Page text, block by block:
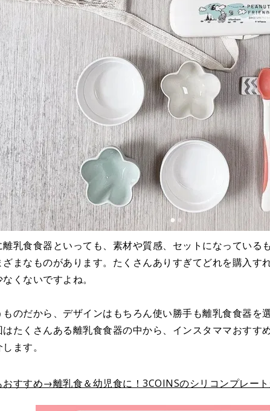
乳食食器といっても、素材や質感、セットになっている
ざまなものがあります。たくさんありすぎてどれを購入す
くないですよね。
のだから、デザインはもちろん使い勝手も離乳食食器を
たくさんある離乳食食器の中から、インスタママおすす
ます。
おすすめ→離乳食＆幼児食に！3COINSのシリコンプレー